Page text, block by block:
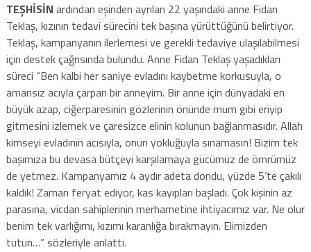
TEŞHİSİN ardından eşinden ayrılan 22 yaşındaki anne Fidan
Teklaş, kızının tedavi sürecini tek başına yürüttüğünü belirtiyor.
Teklaş, kampanyanın ilerlemesi ve gerekli tedaviye ulaşılabilmesi
için destek çağrısında bulundu. Anne Fidan Teklaş yaşadıkları
süreci “Ben kalbi her saniye evladını kaybetme korkusuyla, o
amansız acıyla çarpan bir anneyim. Bir anne için dünyadaki en
büyük azap, ciğerparesinin gözlerinin önünde mum gibi eriyip
gitmesini izlemek ve çaresizce elinin kolunun bağlanmasıdır. Allah
kimseyi evladının acısıyla, onun yokluğuyla sınamasın! Bizim tek
başımıza bu devasa bütçeyi karşılamaya gücümüz de ömrümüz
de yetmez. Kampanyamız 4 aydır adeta dondu, yüzde 5’te çakılı
kaldık! Zaman feryat ediyor, kas kayıpları başladı. Çok kişinin az
parasına, vicdan sahiplerinin merhametine ihtiyacımız var. Ne olur
benim tek varlığımı, kızımı karanlığa bırakmayın. Elimizden
tutun…” sözleriyle anlattı.